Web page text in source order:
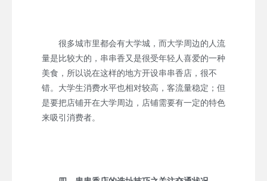
很多城市里都会有大学城，而大学周边的人流
量是比较大的，串串香又是很受年轻人喜爱的一种
美食，所以说在这样的地方开设串串香店，很不
错。大学生消费水平也相对较高，客流量稳定；但
是要把店铺开在大学周边，店铺需要有一定的特色
来吸引消费者。